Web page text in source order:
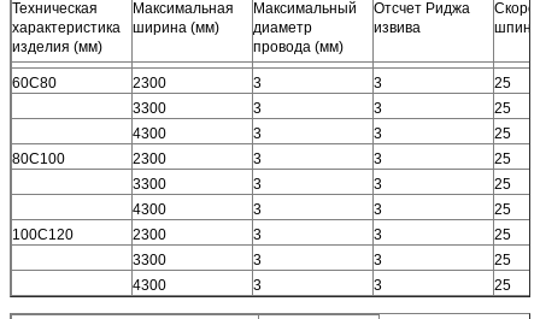
Техническая
характеристика
изделия (мм)
Максимальная
ширина (мм)
Максимальный
диаметр
провода (мм)
Отсчет Риджа
извива
60С80 2300 3 3
25
3300
3 3
25
4300
3 3
25
80С100
2300 3 3
25
3300
3 3
25
4300
3 3
25
100С120
2300 3 3
25
3300
3 3
25
4300
3 3 25